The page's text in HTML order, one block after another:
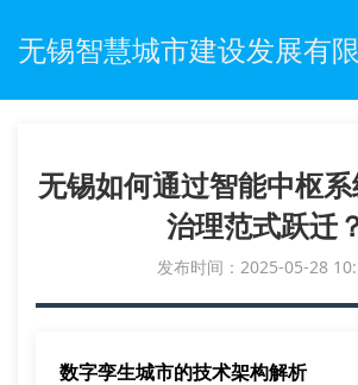
无锡智慧城市建设发展有
无锡如何通过智能中枢
治理范式跃迁
发布时间：2025-05-28
数字孪生城市的技术架构解析